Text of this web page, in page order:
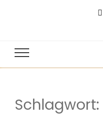
Schlagwort: